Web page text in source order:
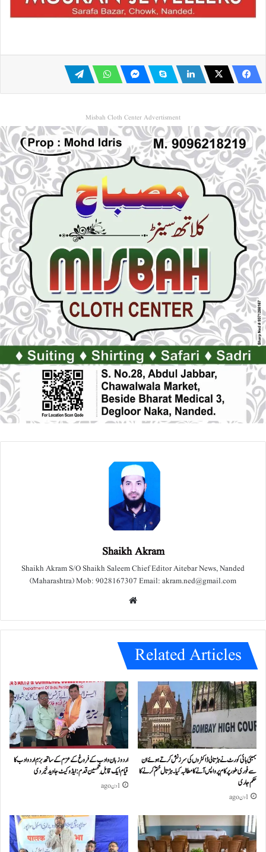
Misbah Cloth Center Advertisment
Shaikh Akram
Shaikh Akram S/O Shaikh Saleem Chief Editor Aitebar News, Nanded
(Maharashtra) Mob: 9028167307 Email: akram.ned@gmail.com
e
Related Articles
بمبئی ہائی کورٹ نے ہڑتالی ڈاکٹروں کی سرزنش کرتے ہوئے ان
سے فوری طور پر کام پر واپس آنے کا مطالبہ کیا۔ہڑتال ختم کرنے کا
حکم جاری
1 دن ago
اردو زبان و ادب کے فروغ کے عزم کے ساتھ بزمِ اردو ادب کا
قیام ایک قابلِ تحسین قدم : ایڈوکیٹ جاوید خیردی
1 دن ago